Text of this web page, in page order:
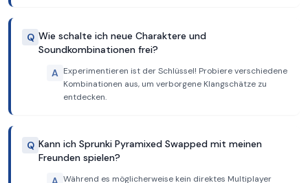
Q Wie schalte ich neue Charaktere und
Soundkombinationen frei?
A Experimentieren ist der Schlüssel! Probiere verschiedene
Kombinationen aus, um verborgene Klangschätze zu
entdecken.
Q Kann ich Sprunki Pyramixed Swapped mit meinen
Freunden spielen?
Während es möglicherweise kein direktes Multiplayer